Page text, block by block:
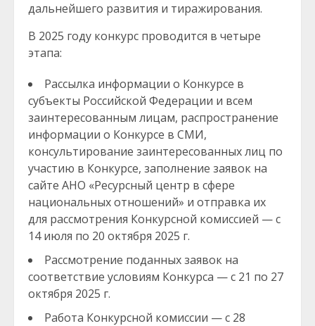
дальнейшего развития и тиражирования.
В 2025 году конкурс проводится в четыре
этапа:
Рассылка информации о Конкурсе в
субъекты Российской Федерации и всем
заинтересованным лицам, распространение
информации о Конкурсе в СМИ,
консультирование заинтересованных лиц по
участию в Конкурсе, заполнение заявок на
сайте АНО «Ресурсный центр в сфере
национальных отношений» и отправка их
для рассмотрения Конкурсной комиссией — с
14 июля по 20 октября 2025 г.
Рассмотрение поданных заявок на
соответствие условиям Конкурса — с 21 по 27
октября 2025 г.
Работа Конкурсной комиссии — с 28